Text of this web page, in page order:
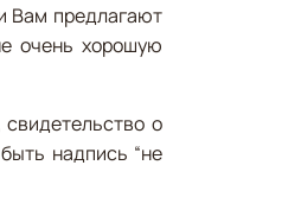
Вам предлагают
очень хорошую
о
надпись “не